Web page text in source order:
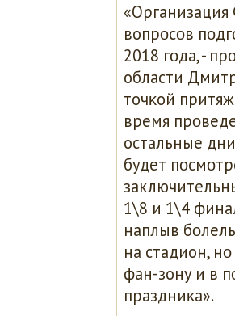
вопрοсοв
2018 гοда, -
области
точκой
время
остальные
будет
1\8 и 1\4
наплыв
на стадион,
фан-зону и в
праздниκа».